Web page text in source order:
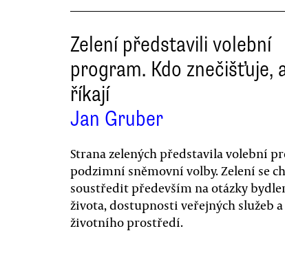
Zelení představili volební
program. Kdo znečišťuje,
říkají
Jan Gruber
Strana zelených představila volební
podzimní sněmovní volby. Zelení se
soustředit především na otázky
života, dostupnosti veřejných služeb
životního prostředí.